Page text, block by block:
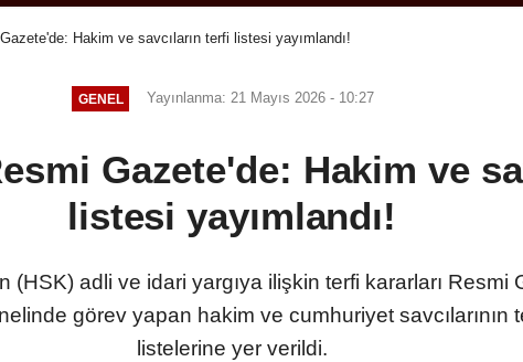
Hakim ve savcıların terfi listesi yayımlandı!
GENEL Yayınlanma: 21 Mayıs 2026 - 10:27
Gazete'de: Hakim ve
listesi yayımlandı!
(HSK) adli ve idari yargıya ilişkin terfi kararları Resmi
görev yapan hakim ve cumhuriyet savcılarının
listelerine yer verildi.